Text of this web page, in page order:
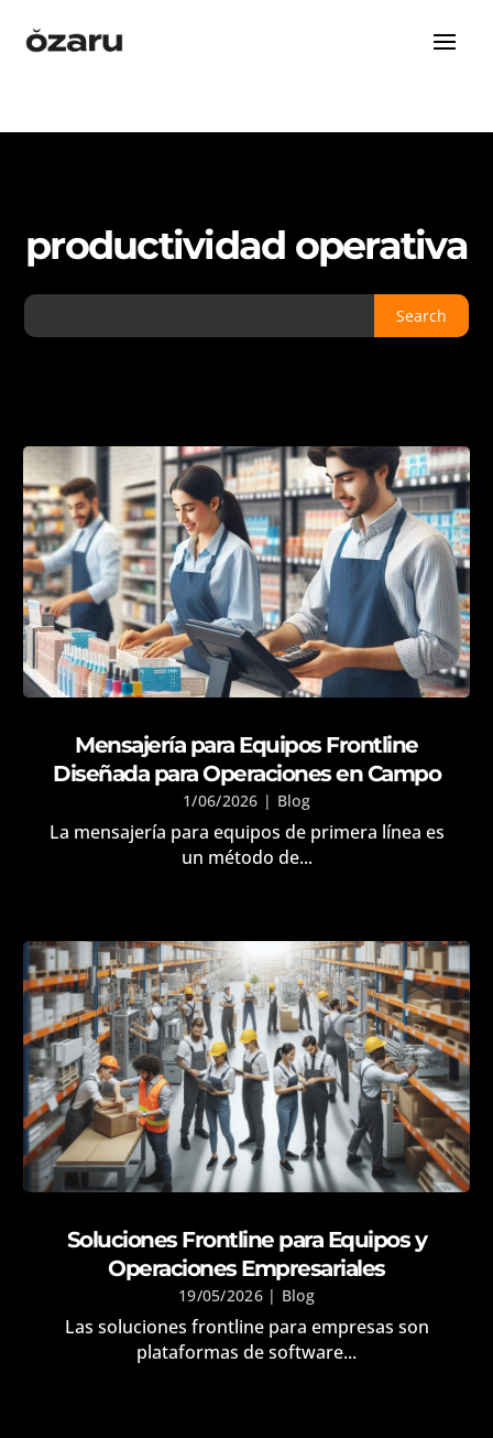
productividad operativa
Mensajería para Equipos Frontline
Diseñada para Operaciones en Campo
1/06/2026 | Blog
La mensajería para equipos de primera línea es
un método de...
Soluciones Frontline para Equipos y
Operaciones Empresariales
19/05/2026| Blog
Las soluciones frontline para empresas son
plataformas de software...